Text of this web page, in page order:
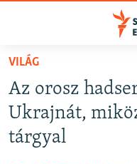
Akadálymentes
Ugrás
fő
oldalra
Ugrás
AKTUÁLIS
PODCASTOK
VILÁG
Az orosz
Ukrajnát,
tárgyal